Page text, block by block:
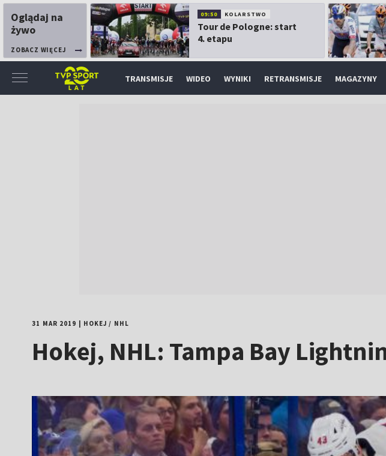
Oglądaj na
żywo
ZOBACZ WIĘCEJ
09:50 KOLARSTWO
Tour de Pologne: start
4. etapu
TRANSMISJE WIDEO WYNIKI RETRANSMISJE MAGAZYNY
31 MAR 2019 HOKEJ / NHL
Hokej, NHL: Tampa Bay